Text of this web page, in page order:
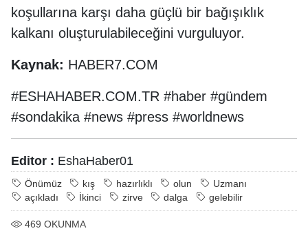
koşullarına karşı daha güçlü bir bağışıklık
kalkanı oluşturulabileceğini vurguluyor.
Kaynak: HABER7.COM
#ESHAHABER.COM.TR #haber #gündem
#sondakika #news #press #worldnews
Editor : EshaHaber01
Önümüz kış hazırlıklı olun
Uzmanı
açıkladı
İkinci zirve dalga gelebilir
469 OKUNMA